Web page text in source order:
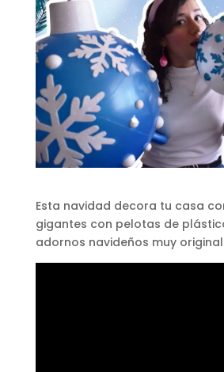
Esta navidad decora tu casa
gigantes con pelotas de
adornos navideños muy